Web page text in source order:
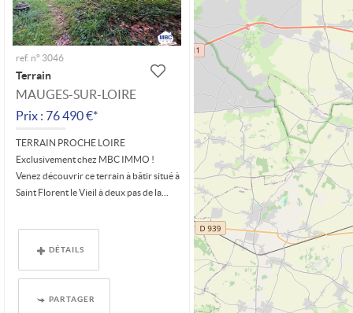
ref. n° 3046
Terrain
MAUGES-SUR-LOIRE
Prix : 76 490 €*
TERRAIN PROCHE LOIRE
Exclusivement chez MBC IMMO !
Venez découvrir ce terrain à bâtir situé à
Saint Florent le Vieil à deux pas de la...
DÉTAILS
PARTAGER